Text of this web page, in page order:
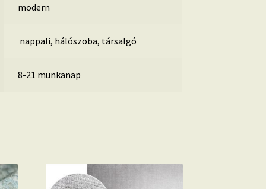
modern
nappali, hálószoba, társalgó
8-21 munkanap